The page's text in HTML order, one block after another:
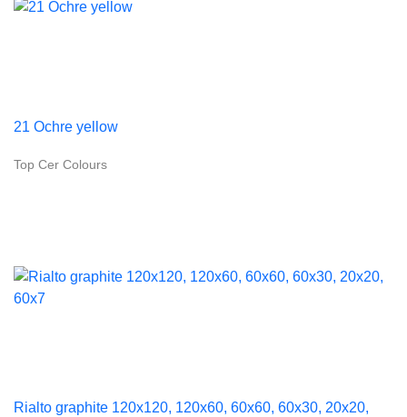
21 Ochre yellow
Top Cer Colours
Rialto graphite 120x120, 120x60, 60x60, 60x30, 20x20,